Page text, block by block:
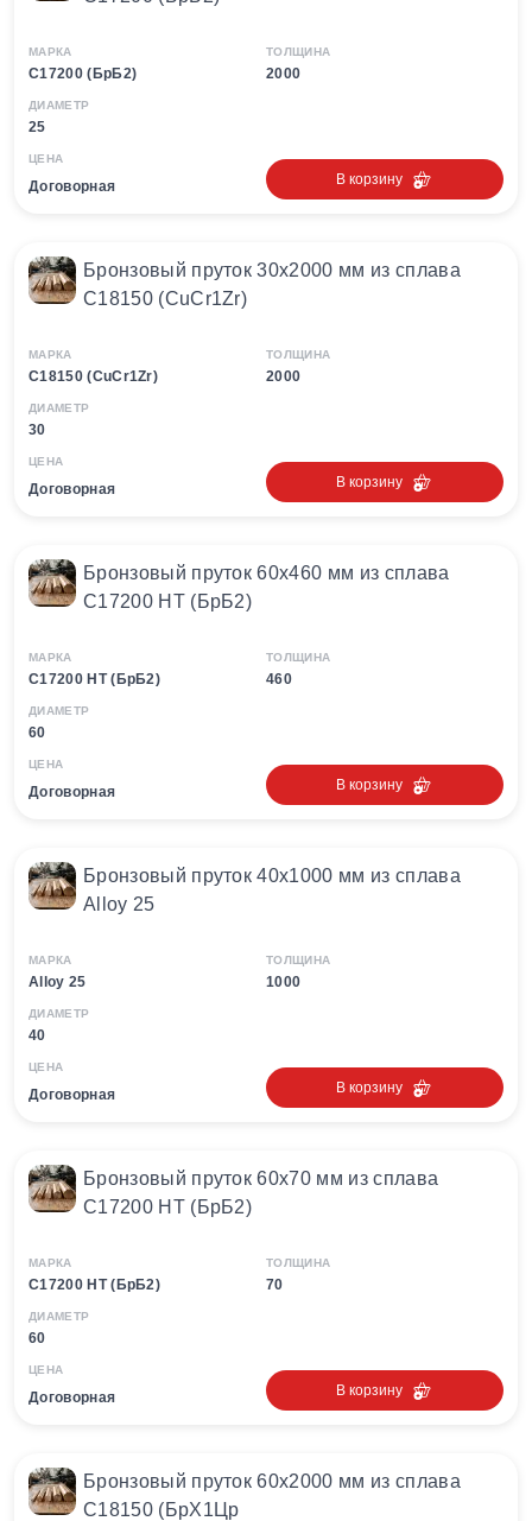
МАРКА
С17200 (БрБ2)
ТОЛЩИНА
2000
ДИАМЕТР
25
ЦЕНА
Договорная В корзину
Бронзовый пруток 30х2000 мм из сплава
С18150 (CuCr1Zr)
МАРКА
С18150 (CuCr1Zr)
ТОЛЩИНА
2000
ДИАМЕТР
30
ЦЕНА
Договорная В корзину
Бронзовый пруток 60х460 мм из сплава
С17200 HT (БрБ2)
МАРКА
С17200 HT (БрБ2)
ТОЛЩИНА
460
ДИАМЕТР
60
ЦЕНА
Договорная В корзину
Бронзовый пруток 40х1000 мм из сплава
Alloy 25
МАРКА
Alloy 25
ТОЛЩИНА
1000
ДИАМЕТР
40
ЦЕНА
Договорная В корзину
Бронзовый пруток 60х70 мм из сплава
С17200 HT (БрБ2)
МАРКА
С17200 HT (БрБ2)
ТОЛЩИНА
70
ДИАМЕТР
60
ЦЕНА
Договорная В корзину
Бронзовый пруток 60х2000 мм из сплава
C18150 (БрХ1Цр